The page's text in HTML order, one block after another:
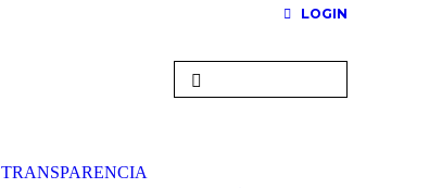
LOGIN
TRANSPARENCIA